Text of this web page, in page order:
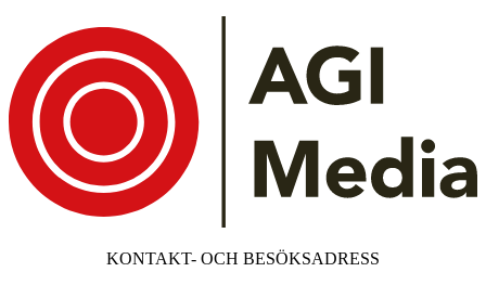
KONTAKT- OCH BESÖKSADRESS